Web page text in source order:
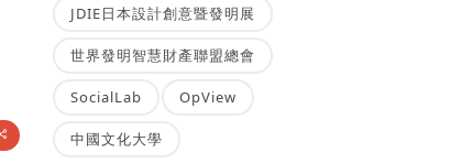
JDIE日本設計創意暨發明展
世界發明智慧財產聯盟總會
SocialLab OpView
中國文化大學